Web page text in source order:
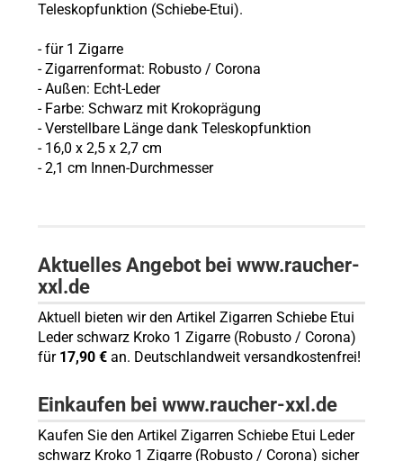
Teleskopfunktion (Schiebe-Etui).
- für 1 Zigarre
- Zigarrenformat: Robusto / Corona
- Außen: Echt-Leder
- Farbe: Schwarz mit Krokoprägung
- Verstellbare Länge dank Teleskopfunktion
- 16,0 x 2,5 x 2,7 cm
- 2,1 cm Innen-Durchmesser
Aktuelles Angebot bei www.raucher-
xxl.de
Aktuell bieten wir den Artikel Zigarren Schiebe Etui
Leder schwarz Kroko 1 Zigarre (Robusto / Corona)
für 17,90 €an. Deutschlandweit versandkostenfrei!
Einkaufen bei www.raucher-xxl.de
Kaufen Sie den Artikel Zigarren Schiebe Etui Leder
schwarz Kroko 1 Zigarre (Robusto / Corona) sicher